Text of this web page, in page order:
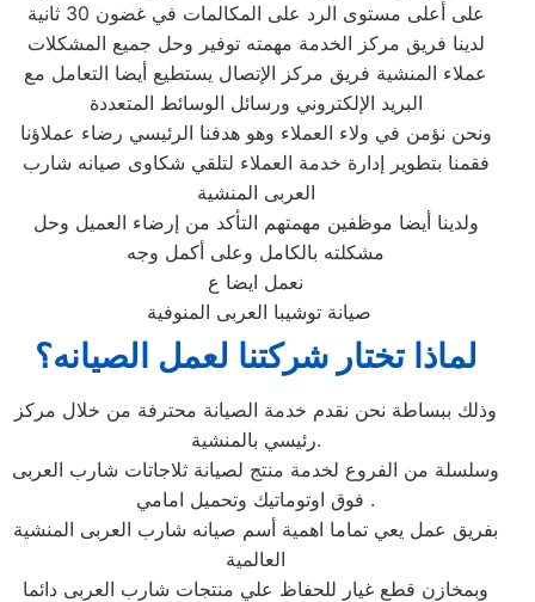
على أعلى مستوى الرد على المكالمات في غضون 30 ثانية
لدينا فريق مركز الخدمة مهمته توفير وحل جميع المشكلات
عملاء المنشية فريق مركز الإتصال يستطيع أيضا التعامل مع
البريد الإلكتروني ورسائل الوسائط المتعددة
ونحن نؤمن في ولاء العملاء وهو هدفنا الرئيسي رضاء عملاؤنا
فقمنا بتطوير إدارة خدمة العملاء لتلقي شكاوى صيانه شارب
العربى المنشية
ولدينا أيضا موظفين مهمتهم التأكد من إرضاء العميل وحل
مشكلته بالكامل وعلى أكمل وجه
نعمل ايضا ع
صيانة توشيبا العربى المنوفية
لماذا تختار شركتنا لعمل الصيانه؟
وذلك ببساطة نحن نقدم خدمة الصيانة محترفة من خلال مركز
رئيسي بالمنشية.
وسلسلة من الفروع لخدمة منتج لصيانة ثلاجاتات شارب العربى
فوق اوتوماتيك وتحميل امامي .
بفريق عمل يعي تماما اهمية أسم صيانه شارب العربى المنشية
العالمية
وبمخازن قطع غيار للحفاظ علي منتجات شارب العربى دائما